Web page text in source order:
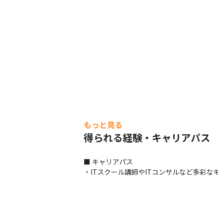
もっと見る
得られる経験・キャリアパス
■ キャリアパス
・ITスクール講師やITコンサルなど多彩な